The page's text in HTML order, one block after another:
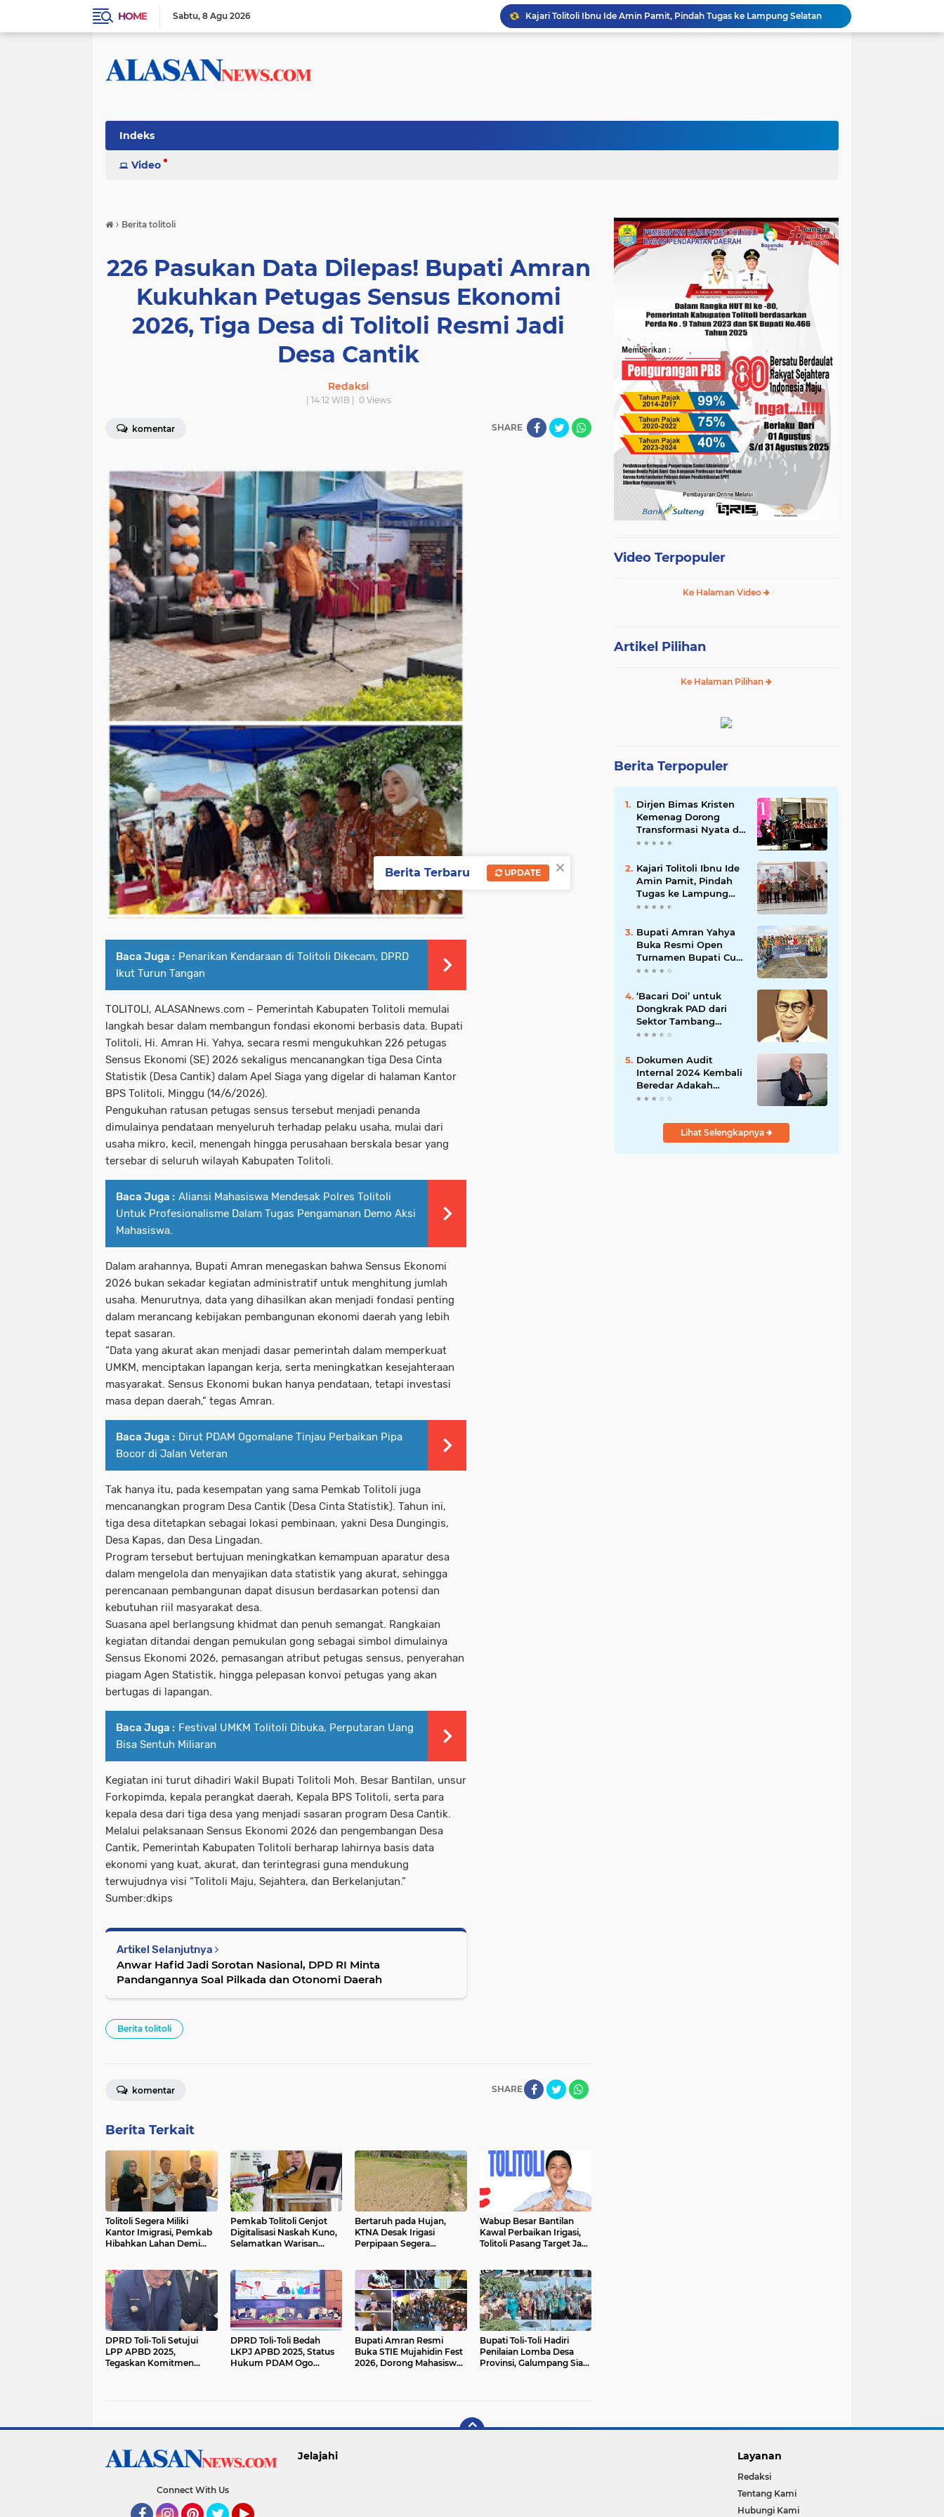
HOME Sabtu 8 Agu 2026
Kajari Tolitoli Ibnu Ide Amin Pamit, Pindah Tugas ke Lampung Selatan
BPBD Tolitoli Bergerak! Dua Hari Berturut-turut Salurkan Air Bersih ke Desa Kapas, Warga Terbantu di Tengah Kemarau
Wagub Sulteng Turun ke Pasar Susumbolan, Aktivitas Perdagangan Tolitoli Dipantau Langsung
Indeks
Video
› Berita tolitoli
226 Pasukan Data Dilepas! Bupati Amran
Kukuhkan Petugas Sensus Ekonomi
2026, Tiga Desa di Tolitoli Resmi Jadi
Desa Cantik
Redaksi
| 14:12 WIB | 0Views
komentar SHARE
Baca Juga : Penarikan Kendaraan di Tolitoli Dikecam, DPRD
Ikut Turun Tangan
TOLITOLI, ALASANnews.com – Pemerintah Kabupaten Tolitoli memulai
langkah besar dalam membangun fondasi ekonomi berbasis data. Bupati
Tolitoli, Hi. Amran Hi. Yahya, secara resmi mengukuhkan 226 petugas
Sensus Ekonomi (SE) 2026 sekaligus mencanangkan tiga Desa Cinta
Statistik (Desa Cantik) dalam Apel Siaga yang digelar di halaman Kantor
BPS Tolitoli, Minggu (14/6/2026).
Pengukuhan ratusan petugas sensus tersebut menjadi penanda
dimulainya pendataan menyeluruh terhadap pelaku usaha, mulai dari
usaha mikro, kecil, menengah hingga perusahaan berskala besar yang
tersebar di seluruh wilayah Kabupaten Tolitoli.
Baca Juga : Aliansi Mahasiswa Mendesak Polres Tolitoli
Untuk Profesionalisme Dalam Tugas Pengamanan Demo Aksi
Mahasiswa.
Dalam arahannya, Bupati Amran menegaskan bahwa Sensus Ekonomi
2026 bukan sekadar kegiatan administratif untuk menghitung jumlah
usaha. Menurutnya, data yang dihasilkan akan menjadi fondasi penting
dalam merancang kebijakan pembangunan ekonomi daerah yang lebih
tepat sasaran.
“Data yang akurat akan menjadi dasar pemerintah dalam memperkuat
UMKM, menciptakan lapangan kerja, serta meningkatkan kesejahteraan
masyarakat. Sensus Ekonomi bukan hanya pendataan, tetapi investasi
masa depan daerah,” tegas Amran.
Baca Juga : Dirut PDAM Ogomalane Tinjau Perbaikan Pipa
Bocor di Jalan Veteran
Tak hanya itu, pada kesempatan yang sama Pemkab Tolitoli juga
mencanangkan program Desa Cantik (Desa Cinta Statistik). Tahun ini,
tiga desa ditetapkan sebagai lokasi pembinaan, yakni Desa Dungingis,
Desa Kapas, dan Desa Lingadan.
Program tersebut bertujuan meningkatkan kemampuan aparatur desa
dalam mengelola dan menyajikan data statistik yang akurat, sehingga
perencanaan pembangunan dapat disusun berdasarkan potensi dan
kebutuhan riil masyarakat desa.
Suasana apel berlangsung khidmat dan penuh semangat. Rangkaian
kegiatan ditandai dengan pemukulan gong sebagai simbol dimulainya
Sensus Ekonomi 2026, pemasangan atribut petugas sensus, penyerahan
piagam Agen Statistik, hingga pelepasan konvoi petugas yang akan
bertugas di lapangan.
Baca Juga : Festival UMKM Tolitoli Dibuka, Perputaran Uang
Bisa Sentuh Miliaran
Kegiatan ini turut dihadiri Wakil Bupati Tolitoli Moh. Besar Bantilan, unsur
Forkopimda, kepala perangkat daerah, Kepala BPS Tolitoli, serta para
kepala desa dari tiga desa yang menjadi sasaran program Desa Cantik.
Melalui pelaksanaan Sensus Ekonomi 2026 dan pengembangan Desa
Cantik, Pemerintah Kabupaten Tolitoli berharap lahirnya basis data
ekonomi yang kuat, akurat, dan terintegrasi guna mendukung
terwujudnya visi “Tolitoli Maju, Sejahtera, dan Berkelanjutan.”
Sumber:dkips
Artikel Selanjutnya
Anwar Hafid Jadi Sorotan Nasional, DPD RI Minta
Pandangannya Soal Pilkada dan Otonomi Daerah
Berita tolitoli
SHARE
komentar
Berita Terkait
Tolitoli Segera Miliki
Kantor Imigrasi, Pemkab
Hibahkan Lahan Demi
Pemkab Tolitoli Genjot
Digitalisasi Naskah Kuno,
Selamatkan Warisan
Bertaruh pada Hujan,
KTNA Desak Irigasi
Perpipaan Segera
Wabup Besar Bantilan
Kawal Perbaikan Irigasi,
Tolitoli Pasang Target Jadi
DPRD Toli-Toli Setujui
LPP APBD 2025,
Tegaskan Komitmen
DPRD Toli-Toli Bedah
LKPJ APBD 2025, Status
Hukum PDAM Ogo
Bupati Amran Resmi
Buka STIE Mujahidin Fest
2026, Dorong Mahasiswa
Bupati Toli-Toli Hadiri
Penilaian Lomba Desa
Provinsi, Galumpang Siap
Video Terpopuler
Ke Halaman Video
Artikel Pilihan
Ke Halaman Pilihan
Berita Terpopuler
Dirjen Bimas Kristen
Kemenag Dorong
Transformasi Nyata di
Wisuda ke-XVI STTAI
Kajari Tolitoli Ibnu Ide
Amin Pamit, Pindah
Tugas ke Lampung
Selatan
Bupati Amran Yahya
Buka Resmi Open
Turnamen Bupati Cup
Tolitoli 2026
‘Bacari Doi’ untuk
Dongkrak PAD dari
Sektor Tambang
DPRD Sulteng Ubah
Dokumen Audit
Internal 2024 Kembali
Beredar Adakah
Kaitan Jelang Pilrek
Lihat Selengkapnya
Connect With Us
Jelajahi Layanan
Redaksi
Tentang Kami
Hubungi Kami
×
Berita Terbaru UPDATE